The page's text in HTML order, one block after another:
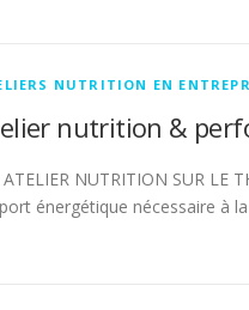
NUTRITION EN
nutrition &
NUTRITION SUR LE
énergétique nécessaire à